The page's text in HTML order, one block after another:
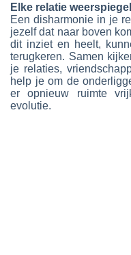
Elke relatie
Een disharmonie in je
jezelf dat naar boven
dit inziet en heelt,
terugkeren. Samen
je relaties,
help je om de
er opnieuw ruimte
evolutie.